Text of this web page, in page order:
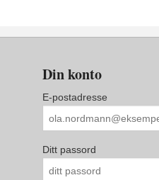
Din konto
E-postadresse
Ditt passord